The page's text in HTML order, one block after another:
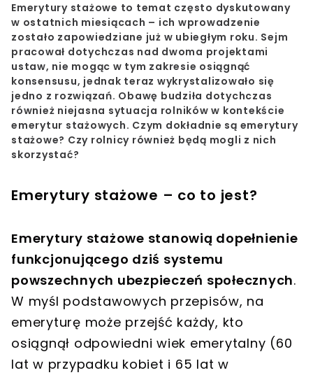
Emerytury stażowe to temat często dyskutowany
w ostatnich miesiącach – ich wprowadzenie
zostało zapowiedziane już w ubiegłym roku. Sejm
pracował dotychczas nad dwoma projektami
ustaw, nie mogąc w tym zakresie osiągnąć
konsensusu, jednak teraz wykrystalizowało się
jedno z rozwiązań. Obawę budziła dotychczas
również niejasna sytuacja rolników w kontekście
emerytur stażowych. Czym dokładnie są emerytury
stażowe? Czy rolnicy również będą mogli z nich
skorzystać?
Emerytury stażowe – co to jest?
Emerytury stażowe stanowią dopełnienie
funkcjonującego dziś systemu
powszechnych ubezpieczeń społecznych.
W myśl podstawowych przepisów, na
emeryturę może przejść każdy, kto
osiągnął odpowiedni wiek emerytalny (60
lat w przypadku kobiet i 65 lat w